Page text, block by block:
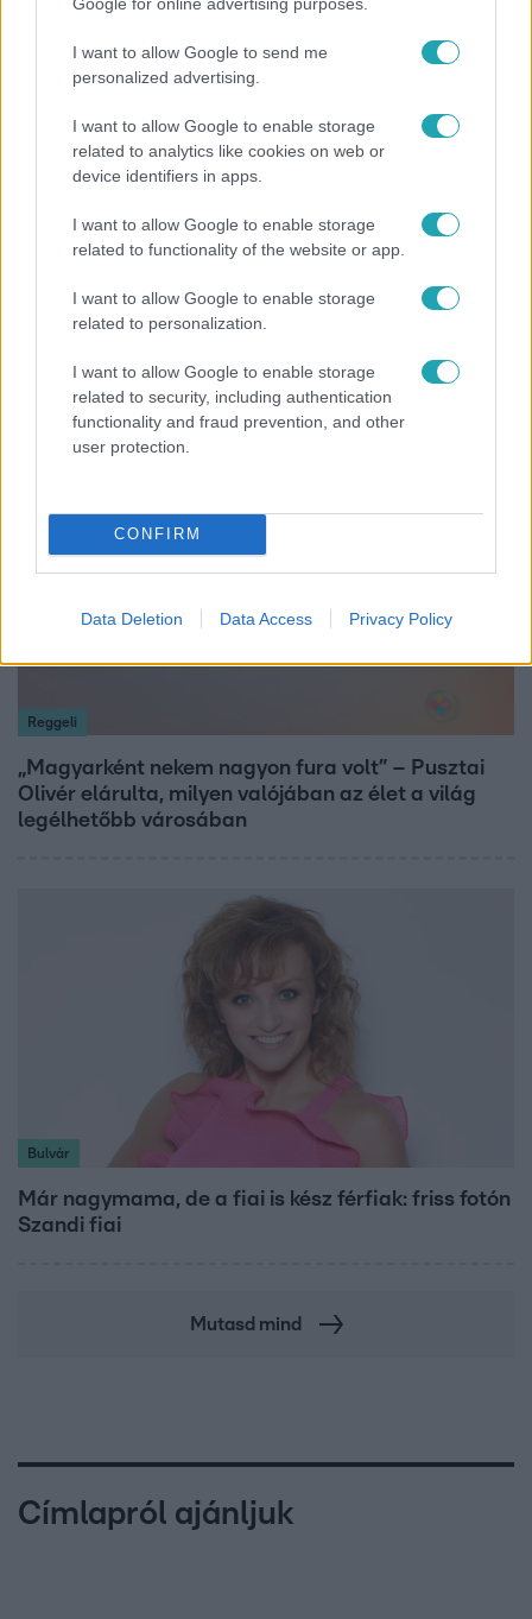
I want to allow Google to send me
personalized advertising.
I want to allow Google to enable storage
related to analytics like cookies on web or
device identifiers in apps.
I want to allow Google to enable storage
related to functionality of the website or app.
I want to allow Google to enable storage
related to personalization.
I want to allow Google to enable storage
related to security, including authentication
functionality and fraud prevention, and other
user protection.
CONFIRM
Data Deletion Data Access Privacy Policy
17:24
Reggeli
„Ha olyan ember keresne meg, akkor sem
vállalnám!” – Détár Enikő megszólalt a politikai
megkeresésekkel kapcsolatban
Reggeli
„Magyarként nekem nagyon fura volt” – Pusztai
Olivér elárulta, milyen valójában az élet a világ
legélhetőbb városában
Bulvár
Már nagymama, de a fiai is kész férfiak: friss fotón
Szandi fiai
Mutasd mind
Címlapról ajánljuk